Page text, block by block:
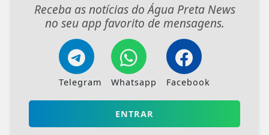
Receba as notícias do Água Preta News
no seu app favorito de mensagens.
Telegram Whatsapp Facebook
ENTRAR